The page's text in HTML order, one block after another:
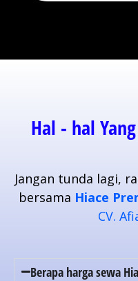
Hal - hal
Jangan tunda lagi,
bersama Hiace
CV.
Berapa harga sewa